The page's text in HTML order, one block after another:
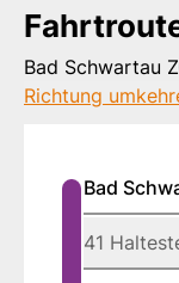
Bad Schwartau
Richtung
Bad
41